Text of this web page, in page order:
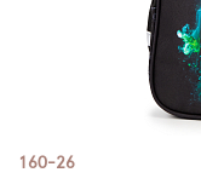
160-26